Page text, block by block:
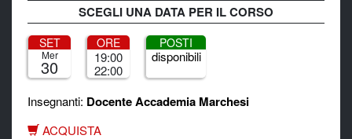
SCEGLI UNA DATA PER IL CORSO
SET
Mer
30
ORE
19:00
22:00
POSTI
disponibili
Insegnanti: Docente Accademia Marchesi
ACQUISTA